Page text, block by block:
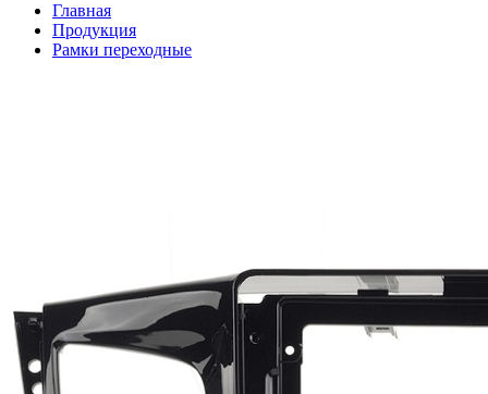
Главная
Продукция
Рамки переходные